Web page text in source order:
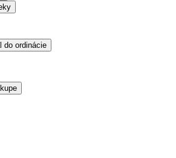
do ordinácie